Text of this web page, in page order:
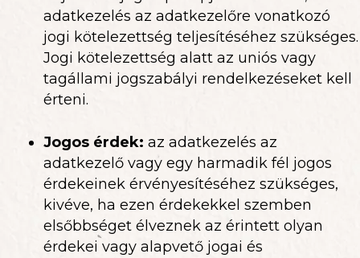
adatkezelés az adatkezelőre vonatkozó
jogi kötelezettség teljesítéséhez szükséges.
Jogi kötelezettség alatt az uniós vagy
tagállami jogszabályi rendelkezéseket kell
érteni.
Jogos érdek: az adatkezelés az
adatkezelő vagy egy harmadik fél jogos
érdekeinek érvényesítéséhez szükséges,
kivéve, ha ezen érdekekkel szemben
elsőbbséget élveznek az érintett olyan
érdekei vagy alapvető jogai és